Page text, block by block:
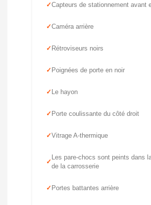
Capteurs de stationnement avant
Caméra arrière
Rétroviseurs noirs
Poignées de porte en noir
Le hayon
Porte coulissante du côté droit
Vitrage A-thermique
Les pare-chocs sont peints dans
de la carrosserie
Portes battantes arrière